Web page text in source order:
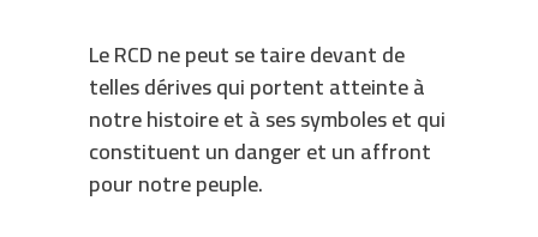
Le RCD ne peut se taire devant de
telles dérives qui portent atteinte à
notre histoire et à ses symboles et qui
constituent un danger et un affront
pour notre peuple.